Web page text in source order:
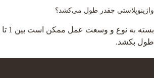
واژینوپلاستی چقدر طول می‌کشد؟
طول بکشد.